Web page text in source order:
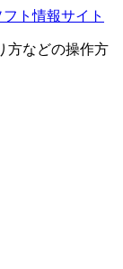
ト情報サイト
方などの操作方